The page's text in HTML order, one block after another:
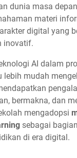
dunia masa
materi
digital yang
inovatif.
AI dalam
lebih mudah
bermakna, dan
mengadopsi
sebagai
di era digital.